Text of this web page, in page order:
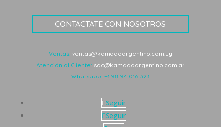
CONTACTATE CON NOSOTROS
Ventas: ventas@kamadoargentino.com.uy
Atención al Cliente: sac@kamadoargentino.com.ar
Whatsapp: +598 94 016 323
Seguir
Seguir